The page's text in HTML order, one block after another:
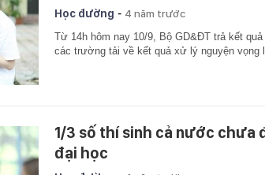
Học đường - 4 năm trước
Từ 14h hôm nay 10/9, Bộ GD&ĐT trả kết
các trường tải về kết quả xử lý nguyện vọng
1/3 số thí sinh cả nước chưa
đại học